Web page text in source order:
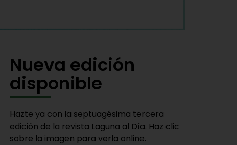
Nueva edición
disponible
Hazte ya con la septuagésima tercera
edición de la revista Laguna al Día. Haz clic
sobre la imagen para verla online.